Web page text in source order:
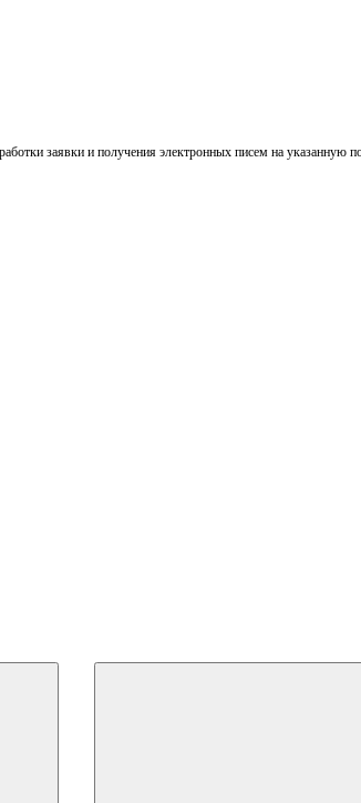
заявки и получения электронных писем на указанную